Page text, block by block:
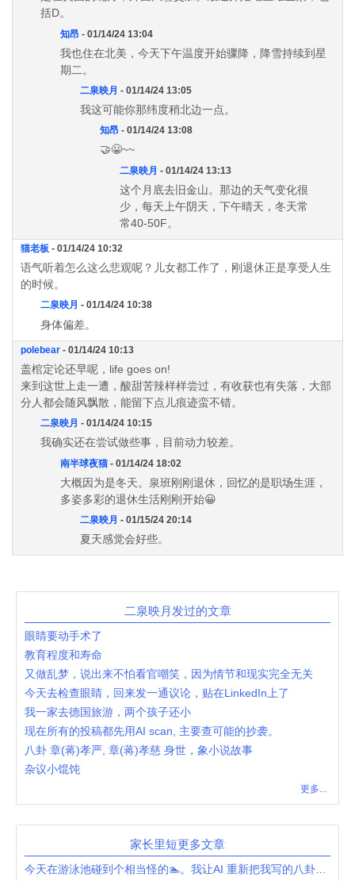
括D。
知昂 - 01/14/24 13:04
我也住在北美，今天下午温度开始骤降，降雪持续到星
期二。
二泉映月 - 01/14/24 13:05
我这可能你那纬度稍北边一点。
知昂 - 01/14/24 13:08
🤝😀~~
二泉映月 - 01/14/24 13:13
这个月底去旧金山。那边的天气变化很
少，每天上午阴天，下午晴天，冬天常
常40-50F。
猫老板 - 01/14/24 10:32
语气听着怎么这么悲观呢？儿女都工作了，刚退休正是享受人生
的时候。
二泉映月 - 01/14/24 10:38
身体偏差。
polebear - 01/14/24 10:13
盖棺定论还早呢，life goes on!
来到这世上走一遭，酸甜苦辣样样尝过，有收获也有失落，大部
分人都会随风飘散，能留下点儿痕迹蛮不错。
二泉映月 - 01/14/24 10:15
我确实还在尝试做些事，目前动力较差。
南半球夜猫 - 01/14/24 18:02
大概因为是冬天。泉班刚刚退休，回忆的是职场生涯，
多姿多彩的退休生活刚刚开始😀
二泉映月 - 01/15/24 20:14
夏天感觉会好些。
二泉映月发过的文章
眼睛要动手术了
教育程度和寿命
又做乱梦，说出来不怕看官嘲笑，因为情节和现实完全无关
今天去检查眼睛，回来发一通议论，贴在LinkedIn上了
我一家去德国旅游，两个孩子还小
现在所有的投稿都先用AI scan, 主要查可能的抄袭。
八卦 章(蒋)孝严, 章(蒋)孝慈 身世，象小说故事
杂议小馄饨
更多...
家长里短更多文章
今天在游泳池碰到个相当怪的🏊。我让AI 重新把我写的八卦了一下。